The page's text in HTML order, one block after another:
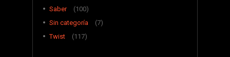
Saber
(100)
Sin categoría
(7)
Twist
(117)